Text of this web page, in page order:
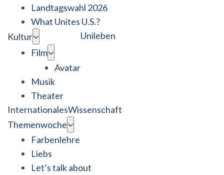
Landtagswahl 2026
What Unites U.S.?
Kultur
Film
Avatar
Musik
Theater
Unileben
InternationalesWissenschaft
Themenwoche
Farbenlehre
Liebs
Let’s talk about